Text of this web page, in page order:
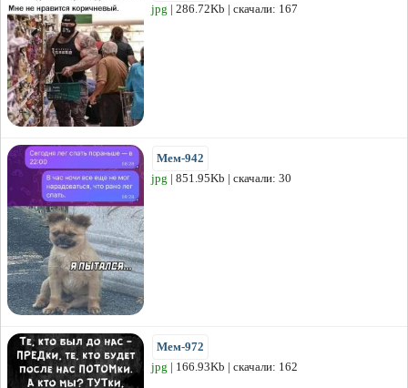
jpg | 286.72Kb | скачали: 167
Мем-942
jpg | 851.95Kb | скачали: 30
Мем-972
jpg | 166.93Kb | скачали: 162